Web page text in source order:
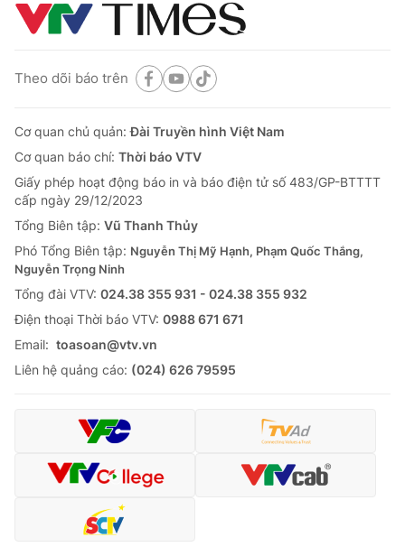
Theo dõi báo trên
Cơ quan chủ quản:Đài Truyền hình Việt Nam
Cơ quan báo chí: Thời báo VTV
Giấy phép hoạt động báo in và báo điện tử số 483/GP-BTTTT
cấp ngày 29/12/2023
Tổng Biên tập: Vũ Thanh Thủy
Phó Tổng Biên tập: Nguyễn Thị Mỹ Hạnh, Phạm Quốc Thắng,
Nguyễn Trọng Ninh
Tổng đài VTV: 024.38 355 931 - 024.38 355 932
Ðiện thoại Thời báo VTV: 0988 671 671
Email: toasoan@vtv.vn
Liên hệ quảng cáo: (024) 626 79595